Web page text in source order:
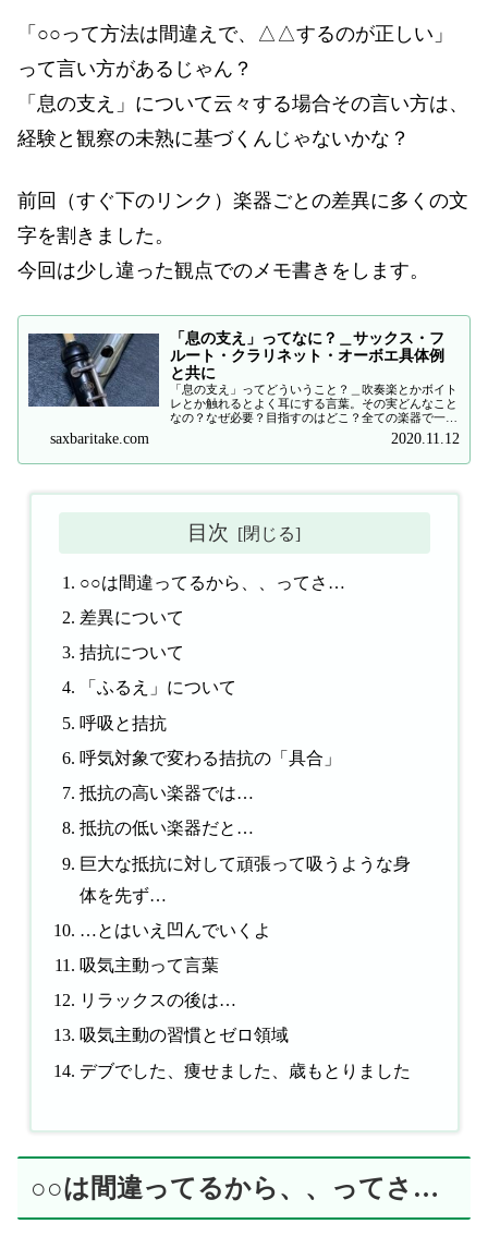
「○○って方法は間違えで、△△するのが正しい」
って言い方があるじゃん？
「息の支え」について云々する場合その言い方は、
経験と観察の未熟に基づくんじゃないかな？
前回（すぐ下のリンク）楽器ごとの差異に多くの文
字を割きました。
今回は少し違った観点でのメモ書きをします。
「息の支え」ってなに？＿サックス・フ
ルート・クラリネット・オーボエ具体例
と共に
「息の支え」ってどういうこと？＿吹奏楽とかボイト
レとか触れるとよく耳にする言葉。その実どんなこと
なの？なぜ必要？目指すのはどこ？全ての楽器で一緒
なの？＿サックス・フルート・クラリネット・オーボ
エを吹く人が体験の基にブツブツしてみました。
saxbaritake.com 2020.11.12
目次
○○は間違ってるから、、ってさ…
差異について
拮抗について
「ふるえ」について
呼吸と拮抗
呼気対象で変わる拮抗の「具合」
抵抗の高い楽器では…
抵抗の低い楽器だと…
巨大な抵抗に対して頑張って吸うような身
体を先ず…
…とはいえ凹んでいくよ
吸気主動って言葉
リラックスの後は…
吸気主動の習慣とゼロ領域
デブでした、痩せました、歳もとりました
○○は間違ってるから、、ってさ…